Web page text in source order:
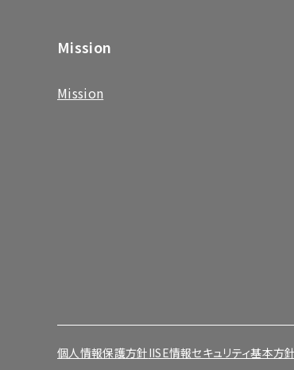
Mission
Mission
個人情報保護方針IISE情報セキュリティ基本方針